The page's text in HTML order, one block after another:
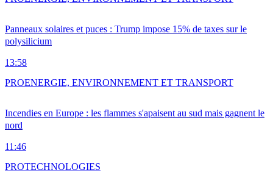
Panneaux solaires et puces : Trump impose 15% de taxes sur le
polysilicium
13:58
Incendies en Europe : les flammes s'apaisent au sud mais gagnent le
nord
11:46
PROENERGIE, ENVIRONNEMENT ET TRANSPORT
PROTECHNOLOGIES